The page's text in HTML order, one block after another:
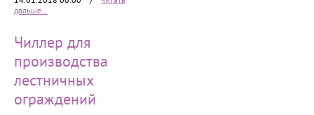
дальше...
Чиллер для
производства
лестничных
ограждений